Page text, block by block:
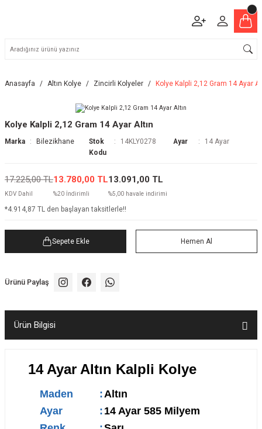
Anasayfa Altın Kolye Zincirli Kolyeler Kolye Kalpli 2,12 Gram 14 Ayar
Kolye Kalpli 2,12 Gram 14 Ayar Altın
Marka Bilezikhane
Stok
Kodu
14KLY0278 Ayar 14 Ayar
17.225,00 TL
KDV Dahil
13.780,00 TL
%20 İndirimli
13.091,00 TL
%5,00 havale indirimi
*4.914,87 TL den başlayan taksitlerle!!
Sepete Ekle Hemen Al
Ürünü Paylaş
Ürün Bilgisi
14 Ayar Altın Kalpli Kolye
Maden :Altın
Ayar
: 14 Ayar 585 Milyem